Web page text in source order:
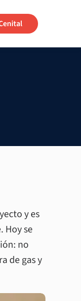
y es
Hoy se
no
de gas y